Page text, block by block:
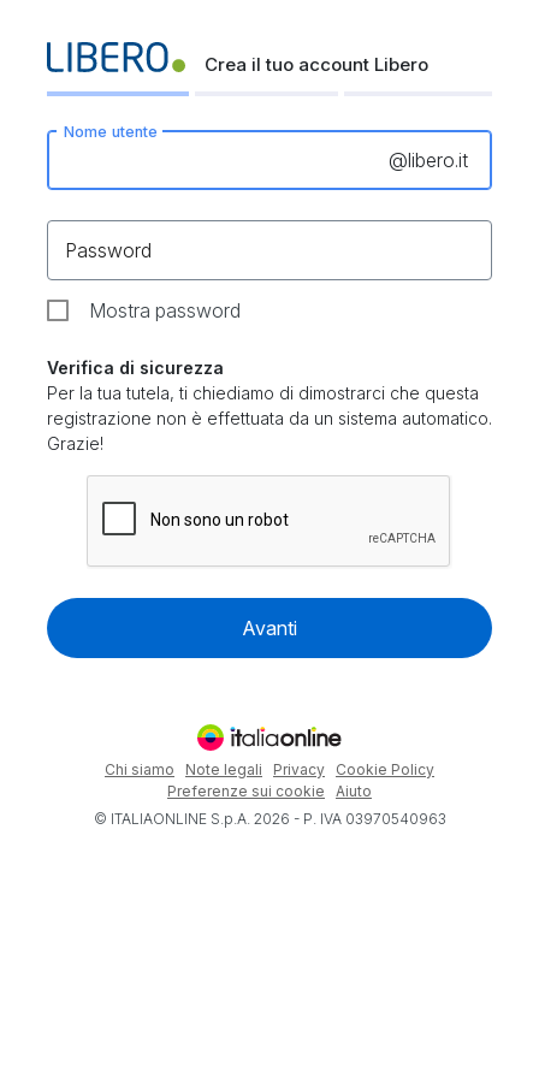
Crea il tuo account Libero
Nome utente
@libero.it
Password
Mostra password
Verifica di sicurezza
Per la tua tutela, ti chiediamo di dimostrarci che questa
registrazione non è effettuata da un sistema automatico.
Grazie!
Avanti
Chi siamo Note legali Privacy
Cookie Policy
Preferenze sui cookie
Aiuto
© ITALIAONLINE S.p.A. 2026 - P. IVA 03970540963